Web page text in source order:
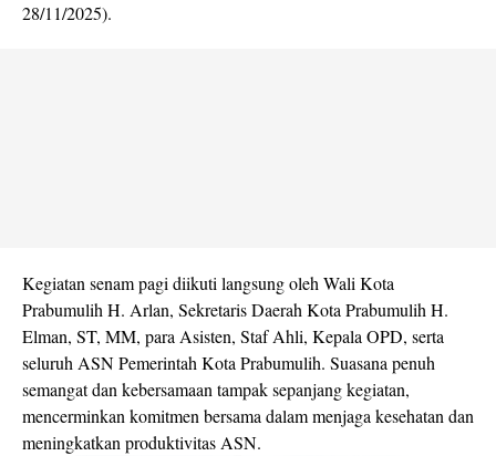
28/11/2025).
Kegiatan senam pagi diikuti langsung oleh Wali Kota
Prabumulih H. Arlan, Sekretaris Daerah Kota Prabumulih H.
Elman, ST, MM, para Asisten, Staf Ahli, Kepala OPD, serta
seluruh ASN Pemerintah Kota Prabumulih. Suasana penuh
semangat dan kebersamaan tampak sepanjang kegiatan,
mencerminkan komitmen bersama dalam menjaga kesehatan dan
meningkatkan produktivitas ASN.